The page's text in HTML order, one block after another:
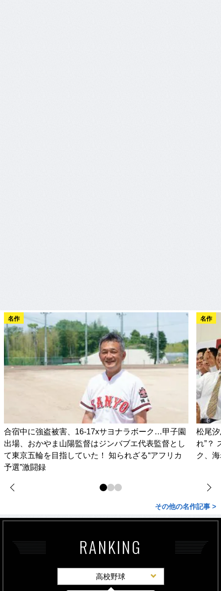
名作
合宿中に強盗被害、16-17xサヨナラボーク…甲子園
出場、おかやま山陽監督はジンバブエ代表監督とし
て東京五輪を目指していた！ 知られざる“アフリカ
予選”激闘録
名作
松尾
れ”？
ク、
その他の名作記事 >
RANKING
高校野球